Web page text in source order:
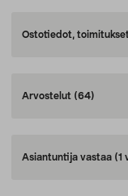
Ostotiedot,
Arvostelut (64)
Asiantuntija vastaa (1